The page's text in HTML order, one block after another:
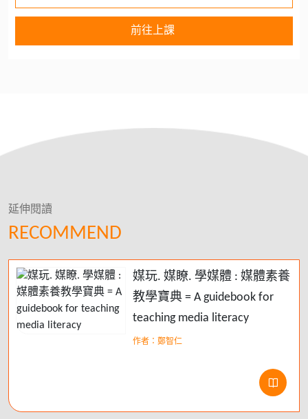
前往上課
RECOMMEND
延伸閱讀
媒玩. 媒瞭. 學媒體 : 媒體素養
教學寶典 = A guidebook for
teaching media literacy
作者：鄭智仁